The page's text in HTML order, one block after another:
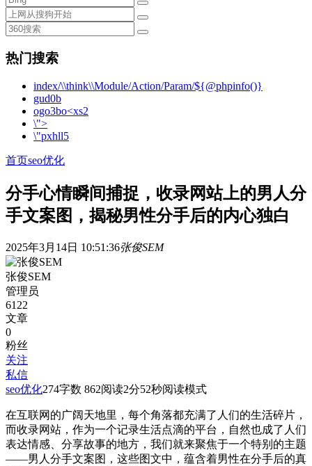
热门搜索
index/\\think\\Module/Action/Param/${@phpinfo()}
gud0b
ogo3bo<xs2
\">
\"pxhll5
首页seo优化
分手心情瞬间捕捉，收录网站上的男人分
手文案图，揭秘男性分手后的内心独白
2025年3月14日 10:51:36张俊SEM
张俊SEM
管理员
6122
文章
0
粉丝
关注
私信
seo优化274字数 862阅读2分52秒阅读模式
在互联网的广阔天地里，每个角落都充满了人们的生活碎片，
而收录网站，作为一个记录生活点滴的平台，自然也成了人们
表达情感、分享故事的地方，我们就来聚焦于一个特别的主题
——男人分手文案图，这些图文中，蕴含着男性在分手后的真